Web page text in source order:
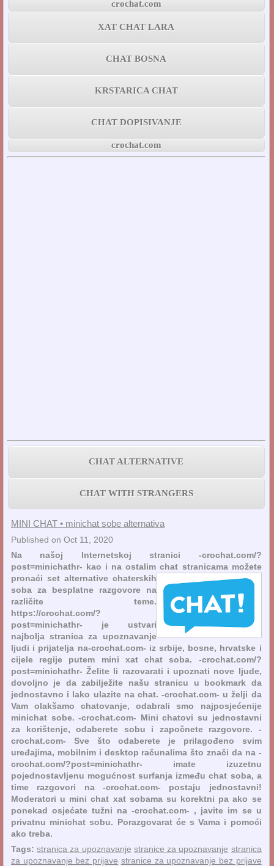
crochat.com
XAT CHAT LARA
CHAT BOSNA
KRSTARICA CHAT
CHAT DOPISIVANJE
crochat.com
CHAT ALTERNATIVE
CHAT WITH STRANGERS
MINI CHAT • minichat sobe alternativa
Published on Oct 11, 2020
Na našoj Internetskoj stranici -crochat.com/?
post=minichathr- kao i na ostalim chat stranicamamožete
pronaći set alternative chaterskih
soba za besplatne razgovore na
različite teme.
https://crochat.com/?
post=minichathr- je ustvari
najbolja stranica za upoznavanje
ljudi i prijatelja na-crochat.com- iz srbije, bosne, hrvatske i
cijele regije putem mini xat chat soba. -crochat.com/?
post=minichathr- Želite li razovarati i upoznati nove ljude,
dovoljno je da zabilježite našu stranicu u bookmark da
jednostavno i lako ulazite na chat. -crochat.com- u želji da
Vam olakšamo chatovanje, odabrali smo najposjećenije
minichat sobe. -crochat.com- Mini chatovi su jednostavni
za korištenje, odaberete sobu i započnete razgovore. -
crochat.com- Sve što odaberete je prilagođeno svim
uređajima, mobilnim i desktop računalima što znači da na -
crochat.com/?post=minichathr- imate izuzetnu
pojednostavljenu mogućnost surfanja između chat soba, a
time razgovori na -crochat.com- postaju jednostavni!
Moderatori u mini chat xat sobama su korektni pa ako se
ponekad osjećate tužni na -crochat.com- , javite im se u
privatnu minichat sobu. Porazgovarat će s Vama i pomoći
ako treba.
Tags: stranica za upoznavanje stranice za upoznavanje stranica
za upoznavanje bez prijave stranice za upoznavanje bez prijave